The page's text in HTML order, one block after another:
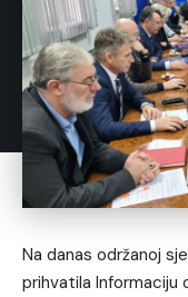
Na danas održanoj
prihvatila Informaciju